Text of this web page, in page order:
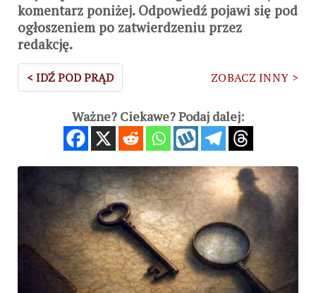
komentarz poniżej. Odpowiedź pojawi się pod
ogłoszeniem po zatwierdzeniu przez
redakcję.
< IDŹ POD PRĄD ZOBACZ INNY >
Ważne? Ciekawe? Podaj dalej: